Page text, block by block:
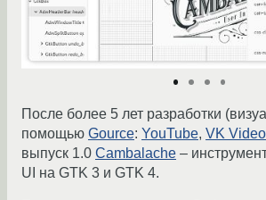
После более 5 лет разработки
помощью Gource: YouTube, VK Video
выпуск 1.0 Cambalache –
UI на GTK 3 и GTK 4.